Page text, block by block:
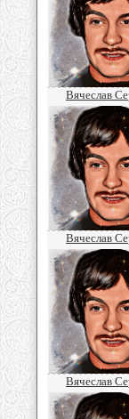
Вячеслав
Вячеслав
Вячеслав